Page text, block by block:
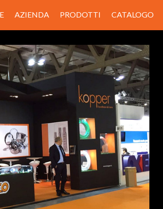
AZIENDA PRODOTTI CATALOGO